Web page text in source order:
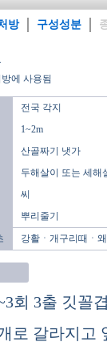
방 구성성분
에 사용됨
전국 각지
1~2m
산골짜기 냇가
두해살이 또는 세해
씨
뿌리줄기
강활ㆍ개구리때ㆍ
회 3출 깃꼴
로 갈라지고